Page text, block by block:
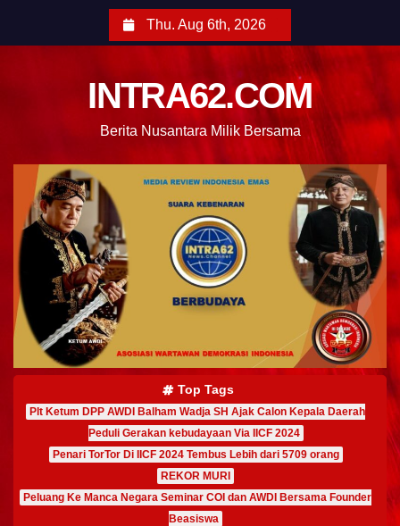
Thu. Aug 6th, 2026
INTRA62.COM
Berita Nusantara Milik Bersama
Top Tags
Plt Ketum DPP AWDI Balham Wadja SH Ajak Calon Kepala Daerah
Peduli Gerakan kebudayaan Via IICF 2024
Penari TorTor Di IICF 2024 Tembus Lebih dari 5709 orang
REKOR MURI
Peluang Ke Manca Negara Seminar COI dan AWDI Bersama Founder
Beasiswa